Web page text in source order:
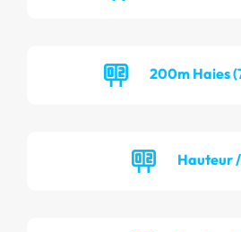
200m Haies
Hauteur